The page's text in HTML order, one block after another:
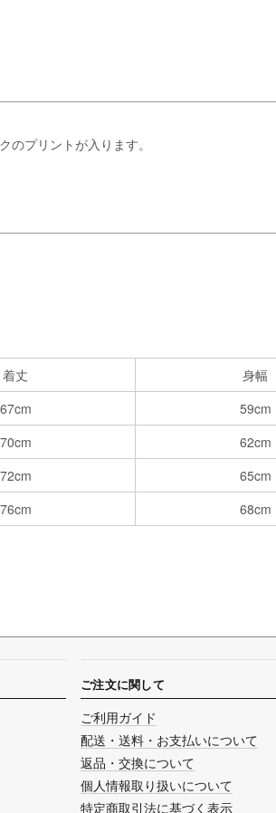
プリントが入ります。
着丈
身幅
67cm
59cm
70cm
62cm
72cm
65cm
76cm 68cm
ご注文に関して
ご利用ガイド
配送・送料・お支払いについて
返品・交換について
個人情報取り扱いについて
特定商取引法に基づく表示